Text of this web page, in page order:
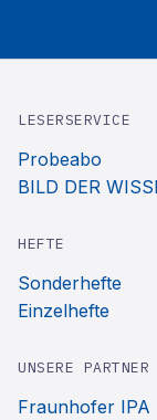
LESERSERVICE
Probeabo
BILD DER
HEFTE
Sonderhefte
Einzelhefte
UNSERE PARTNER
Fraunhofer IPA